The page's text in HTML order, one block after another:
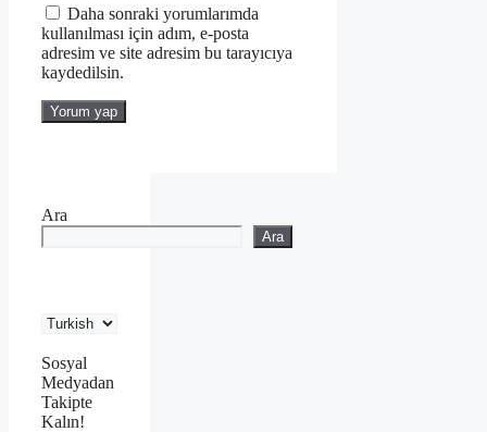
Daha sonraki yorumlarımda
kullanılması için adım, e-posta
adresim ve site adresim bu tarayıcıya
kaydedilsin.
Ara
Ara
Sosyal
Medyadan
Takipte
Kalın!